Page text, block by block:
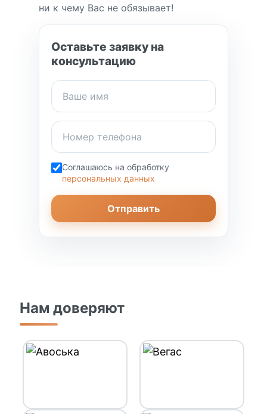
ни к чему Вас не обязывает!
Оставьте заявку на
консультацию
Соглашаюсь на обработку
персональных данных
Отправить
Нам доверяют